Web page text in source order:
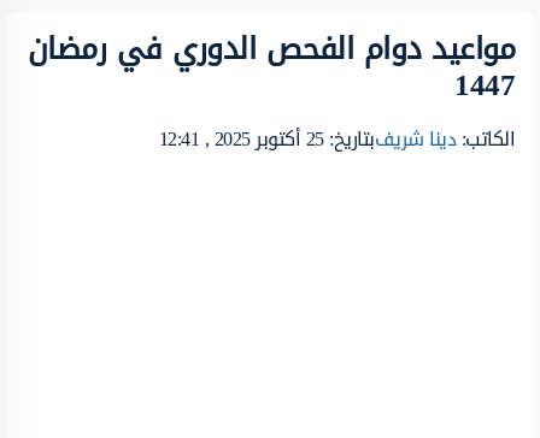
مواعيد دوام الفحص الدوري في رمضان
1447
الكاتب:دينا شريفبتاريخ: 25 أكتوبر 2025 , 12:41